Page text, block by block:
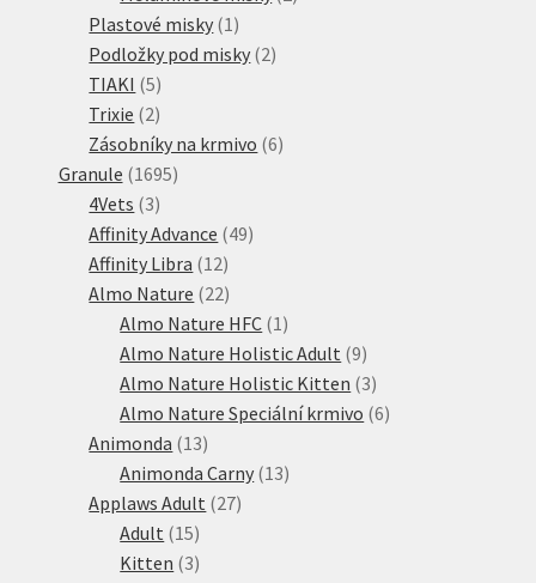
Plastové misky 1 1
produkt
Podložky pod misky 22
TIAKI 55
produktů
Trixie 22
produkty
Zásobníky na krmivo 66
Granule 16951695
4Vets 33
produkty
Affinity Advance 4949
Affinity Libra 1212
produktů
Almo Nature 2222
produktů
Almo Nature HFC 1 1
produkt
Almo Nature Holistic Adult 99
produktů
Almo Nature Holistic Kitten 33
produkty
Almo Nature Speciální krmivo 66
Animonda 1313
produktů
Animonda Carny 1313
Applaws Adult 2727
Adult 1515
produktů
Kitten 33